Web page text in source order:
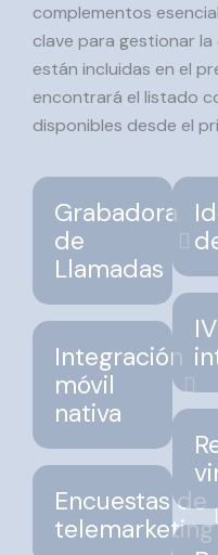
complementos
clave para gestionar
están incluidas en el
encontrará el listado
disponibles desde el
Grabadora
de
Llamadas
Integración
móvil
nativa
Encuestas de
telemarketing